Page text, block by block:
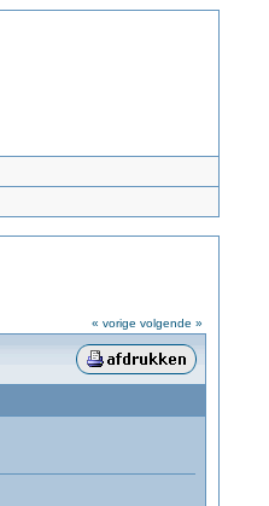
« vorige volgende »